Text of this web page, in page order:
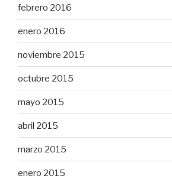
febrero 2016
enero 2016
noviembre 2015
octubre 2015
mayo 2015
abril 2015
marzo 2015
enero 2015